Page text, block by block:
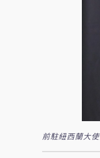
前駐紐西蘭大